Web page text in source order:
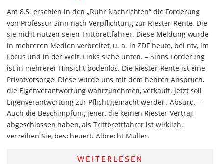
Am 8.5. erschien in den „Ruhr Nachrichten“ die Forderung
von Professur Sinn nach Verpflichtung zur Riester-Rente. Die
sie nicht nutzen seien Trittbrettfahrer. Diese Meldung wurde
in mehreren Medien verbreitet, u. a. in ZDF heute, bei ntv, im
Focus und in der Welt. Links siehe unten. – Sinns Forderung
ist in mehrerer Hinsicht bodenlos. Die Riester-Rente ist eine
Privatvorsorge. Diese wurde uns mit dem hehren Anspruch,
die Eigenverantwortung wahrzunehmen, verkauft. Jetzt soll
Eigenverantwortung zur Pflicht gemacht werden. Absurd. –
Auch die Beschimpfung jener, die keinen Riester-Vertrag
abgeschlossen haben, als Trittbrettfahrer ist wirklich,
verzeihen Sie, bescheuert. Albrecht Müller.
WEITERLESEN